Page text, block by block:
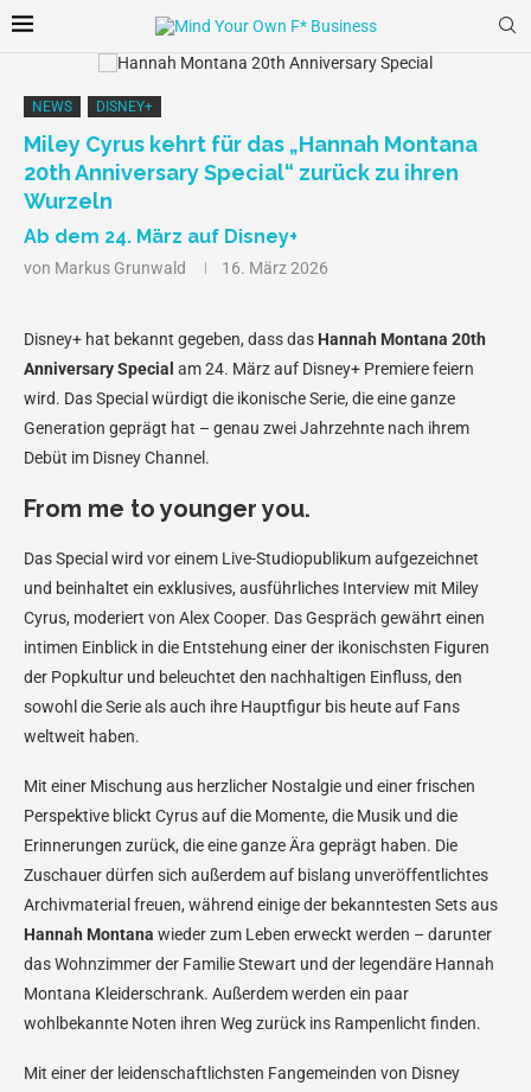
NEWS DISNEY+
Miley Cyrus kehrt für das „Hannah Montana
20th Anniversary Special“ zurück zu ihren
Wurzeln
Ab dem 24. März auf Disney+
von Markus Grunwald 16. März 2026
Disney+ hat bekannt gegeben, dass das Hannah Montana 20th
Anniversary Special am 24. März auf Disney+ Premiere feiern
wird. Das Special würdigt die ikonische Serie, die eine ganze
Generation geprägt hat – genau zwei Jahrzehnte nach ihrem
Debüt im Disney Channel.
From me to younger you.
Das Special wird vor einem Live-Studiopublikum aufgezeichnet
und beinhaltet ein exklusives, ausführliches Interview mit Miley
Cyrus, moderiert von Alex Cooper. Das Gespräch gewährt einen
intimen Einblick in die Entstehung einer der ikonischsten Figuren
der Popkultur und beleuchtet den nachhaltigen Einfluss, den
sowohl die Serie als auch ihre Hauptfigur bis heute auf Fans
weltweit haben.
Mit einer Mischung aus herzlicher Nostalgie und einer frischen
Perspektive blickt Cyrus auf die Momente, die Musik und die
Erinnerungen zurück, die eine ganze Ära geprägt haben. Die
Zuschauer dürfen sich außerdem auf bislang unveröffentlichtes
Archivmaterial freuen, während einige der bekanntesten Sets aus
Hannah Montana wieder zum Leben erweckt werden – darunter
das Wohnzimmer der Familie Stewart und der legendäre Hannah
Montana Kleiderschrank. Außerdem werden ein paar
wohlbekannte Noten ihren Weg zurück ins Rampenlicht finden.
Mit einer der leidenschaftlichsten Fangemeinden von Disney